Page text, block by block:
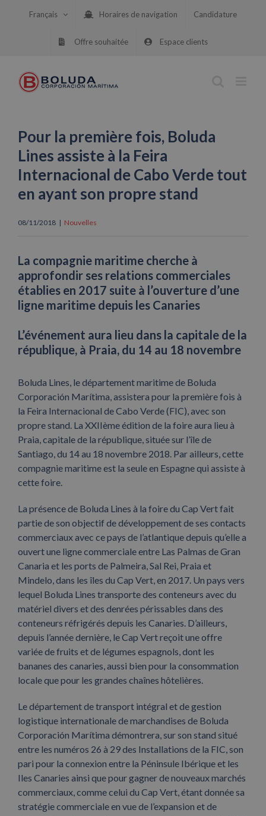
Français Horaires de navigation Candidature
Offre souhaitée Espace clients
Pour la première fois, Boluda
Lines assiste à la Feira
Internacional de Cabo Verde tout
en ayant son propre stand
08/11/2018 | Nouvelles
La compagnie maritime cherche à
approfondir ses relations commerciales
établies en 2017 suite à l’ouverture d’une
ligne maritime depuis les Canaries
L’événement aura lieu dans la capitale de la
république, à Praia, du 14 au 18 novembre
Boluda Lines, le département maritime de Boluda
Corporación Marítima, assistera pour la première fois à
la Feira Internacional de Cabo Verde (FIC), avec son
propre stand. La XXIIème édition de la foire aura lieu à
Praia, capitale de la république, située sur l’île de
Santiago, du 14 au 18 novembre 2018. Par ailleurs, cette
compagnie maritime est la seule en Espagne qui assiste à
cette foire.
La présence de Boluda Lines à la foire du Cap Vert fait
partie de son objectif de développement de ses contacts
commerciaux avec ce pays de l’atlantique depuis qu’elle a
ouvert une ligne commerciale entre Las Palmas de Gran
Canaria et les ports de Palmeira, Sal Rei, Praia et
Mindelo, dans les îles du Cap Vert, en 2017. Un pays vers
lequel Boluda Lines transporte des conteneurs avec du
matériel divers et des denrées périssables dans des
conteneurs réfrigérés depuis les Canaries. D’ailleurs,
depuis l’année dernière, le Cap Vert reçoit une offre
variée de fruits et de légumes espagnols, dont les
bananes des canaries, aussi bien pour la consommation
locale que pour les grandes chaînes hôtelières.
Le département de transport intégral et de gestion
logistique internationale de marchandises de Boluda
Corporación Marítima démontrera, sur son stand situé
entre les numéros 26 à 29 des Installations de la FIC, son
pari pour la connexion entre la Péninsule Ibérique et les
Iles Canaries ainsi que pour gagner de nouveaux marchés
commerciaux, comme celui du Cap Vert, étant donnée sa
stratégie commerciale en vue de l’expansion et de